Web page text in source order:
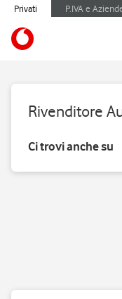
Privati P.IVA e
Rivenditore
Ci trovi anche su